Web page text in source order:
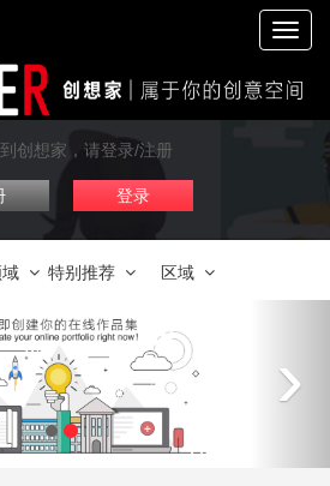
切
换
航
创想家，请登录/注册
登录
特别推荐 区域
›